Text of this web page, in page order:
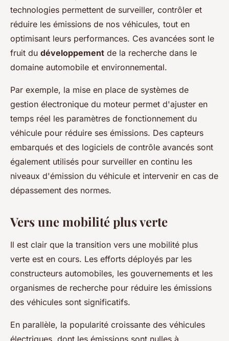
technologies permettent de surveiller, contrôler et
réduire les émissions de nos véhicules, tout en
optimisant leurs performances. Ces avancées sont le
fruit du développement de la recherche dans le
domaine automobile et environnemental.
Par exemple, la mise en place de systèmes de
gestion électronique du moteur permet d'ajuster en
temps réel les paramètres de fonctionnement du
véhicule pour réduire ses émissions. Des capteurs
embarqués et des logiciels de contrôle avancés sont
également utilisés pour surveiller en continu les
niveaux d'émission du véhicule et intervenir en cas de
dépassement des normes.
Vers une mobilité plus verte
Il est clair que la transition vers une mobilité plus
verte est en cours. Les efforts déployés par les
constructeurs automobiles, les gouvernements et les
organismes de recherche pour réduire les émissions
des véhicules sont significatifs.
En parallèle, la popularité croissante des véhicules
électriques, dont les émissions sont nulles à